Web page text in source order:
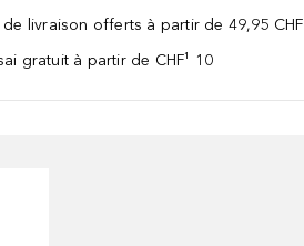
de livraison offerts à partir de 49,95 CHF
gratuit à partir de CHF¹ 10